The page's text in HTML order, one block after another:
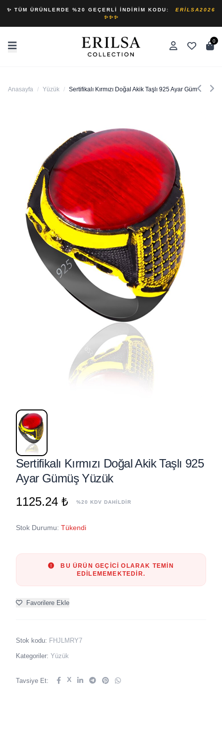
✨ TÜM ÜRÜNLERDE %20 GEÇERLI İNDIRIM KODU:
ERILSA2026
✨✨✨
0
Anasayfa / Yüzük / Sertifikalı Kırmızı Doğal Akik Taşlı 925 Ayar Gümüş Yüzük
Sertifikalı Kırmızı Doğal Akik Taşlı 925
Ayar Gümüş Yüzük
1125.24 ₺
%20 KDV DAHİLDİR
Stok Durumu: Tükendi
BU ÜRÜN GEÇICI OLARAK TEMIN
EDILEMEMEKTEDIR.
Favorilere Ekle
Stok kodu: FHJLMRY7
Kategoriler: Yüzük
Tavsiye Et: X